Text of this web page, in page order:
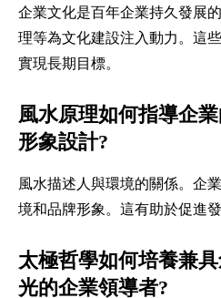
企業文化是百年企業持久發展
理等為文化建設注入動力。這
實現長期目標。
風水原理如何指導企
形象設計?
風水描述人與環境的關係。企
境和品牌形象。這有助於促進
太極哲學如何培養兼
光的企業領導者?